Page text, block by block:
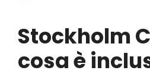
Stockholm
cosa è